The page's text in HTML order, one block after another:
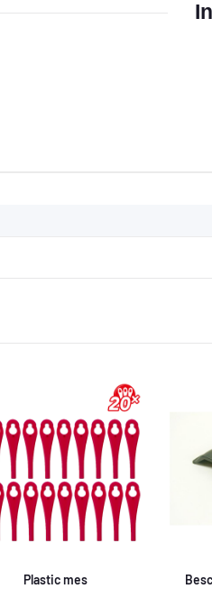
Plastic mes